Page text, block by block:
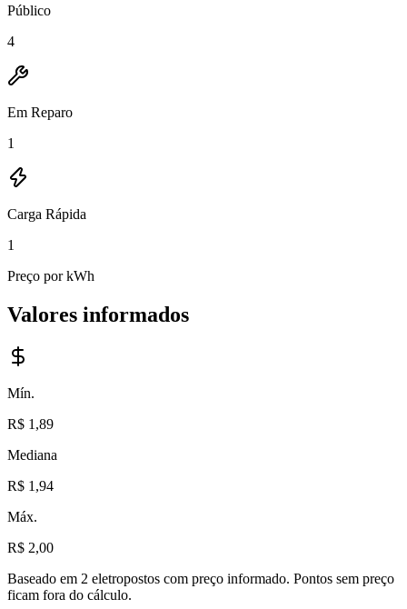
Público
4
Em Reparo
1
Carga Rápida
1
Preço por kWh
Valores informados
Mín.
R$ 1,89
Mediana
R$ 1,94
Máx.
R$ 2,00
Baseado em 2 eletropostos com preço informado. Pontos sem preço
ficam fora do cálculo.